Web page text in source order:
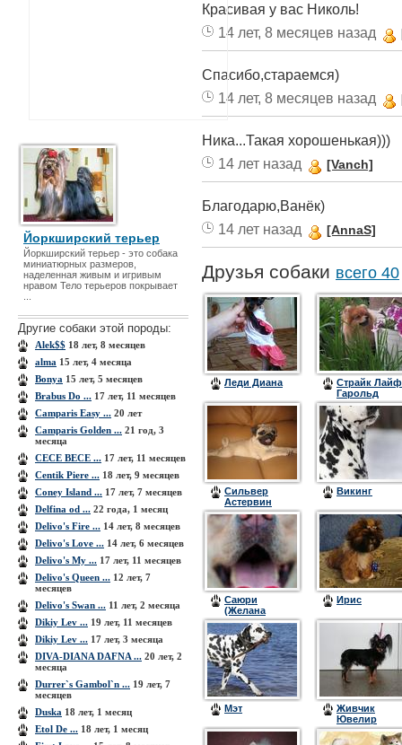
Йоркширский терьер
Йоркширский терьер - это собака
миниатюрных размеров,
наделенная живым и игривым
нравом Тело терьеров покрывает
Другие собаки этой породы:
Alek$$ 18 лет, 8 месяцев
alma 15 лет, 4 месяца
Bonya 15 лет, 5 месяцев
Brabus Do ... 17 лет, 11 месяцев
Camparis Easy ... 20 лет
Camparis Golden ... 21 год, 3
месяца
CECE BECE ... 17 лет, 11 месяцев
Centik Piere ... 18 лет, 9 месяцев
Coney Island ... 17 лет, 7 месяцев
Delfina od ... 22 года, 1 месяц
Delivo's Fire ... 14 лет, 8 месяцев
Delivo's Love ... 14 лет, 6 месяцев
Delivo's My ... 17 лет, 11 месяцев
Delivo's Queen ... 12 лет, 7
месяцев
Delivo's Swan ... 11 лет, 2 месяца
Dikiy Lev ... 19 лет, 11 месяцев
Dikiy Lev ... 17 лет, 3 месяца
DIVA-DIANA DAFNA ... 20 лет, 2
месяца
Durrer`s Gambol`n ... 19 лет, 7
месяцев
Duska 18 лет, 1 месяц
Etol De ... 18 лет, 1 месяц
Красивая у вас Николь!
14 лет, 8 месяцев назад
Спасибо,стараемся)
14 лет, 8 месяцев назад
Ника...Такая хорошенькая)))
14 лет назад
[Vanch]
Благодарю,Ванёк)
14 лет назад
[AnnaS]
Друзья собаки всего 40
Леди Диана
Страйк Лайф
Гарольд
Сильвер
Астервин
Викинг
Саюри
(Желана
Фортуна
Корнелия)
Ирис
Мэт
Живчик
Ювелир